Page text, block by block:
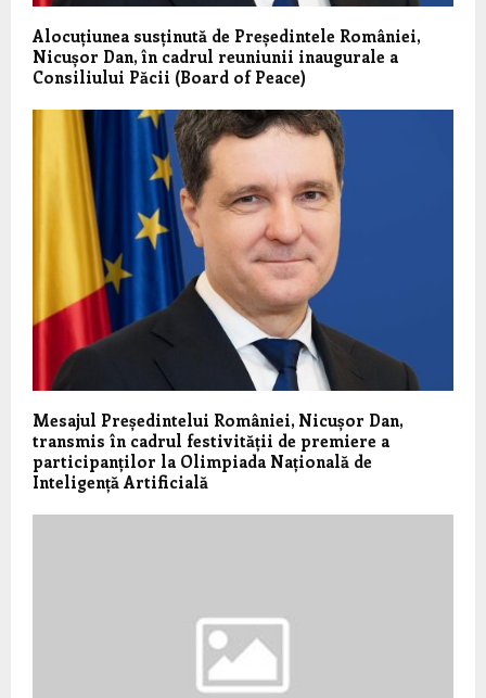
Alocuțiunea susținută de Președintele României,
Nicușor Dan, în cadrul reuniunii inaugurale a
Consiliului Păcii (Board of Peace)
Mesajul Președintelui României, Nicușor Dan,
transmis în cadrul festivității de premiere a
participanților la Olimpiada Națională de
Inteligență Artificială